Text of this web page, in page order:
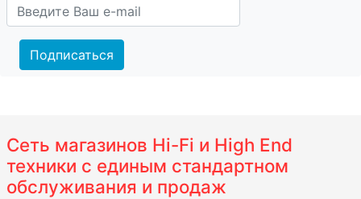
Подписаться
Сеть магазинов Hi-Fi и High End
техники с единым стандартном
обслуживания и продаж